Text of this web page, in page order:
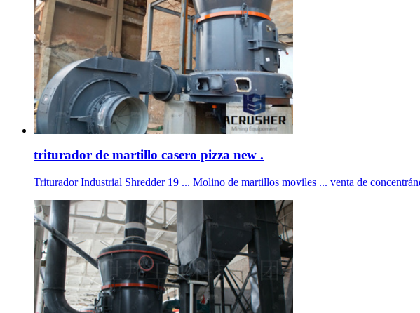
triturador de martillo casero pizza new .
Triturador Industrial Shredder 19 ... Molino de martillos moviles ... venta de